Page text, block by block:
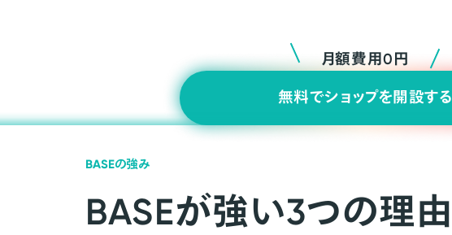
月額費用0円
無料でショップを開設する
BASEの強み
BASEが強い3つの理由